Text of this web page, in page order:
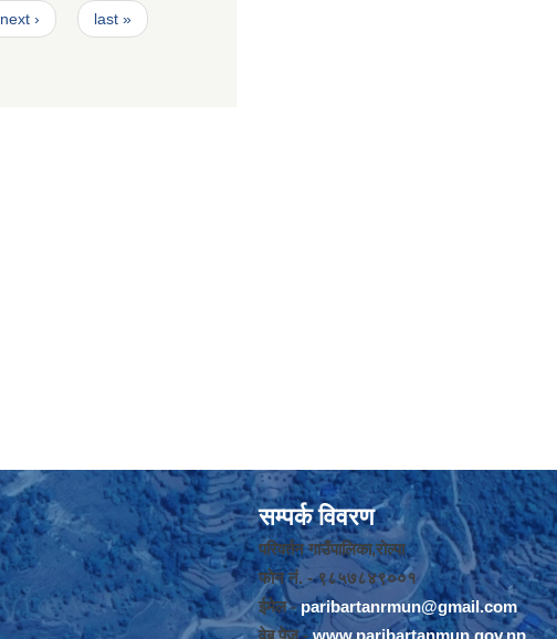
next › last »
सम्पर्क विवरण
परिवर्तन गाउँपालिका,रोल्पा
फोन नंं. - ९८५७८४९००१
ईमेल -paribartanrmun@gmail.com